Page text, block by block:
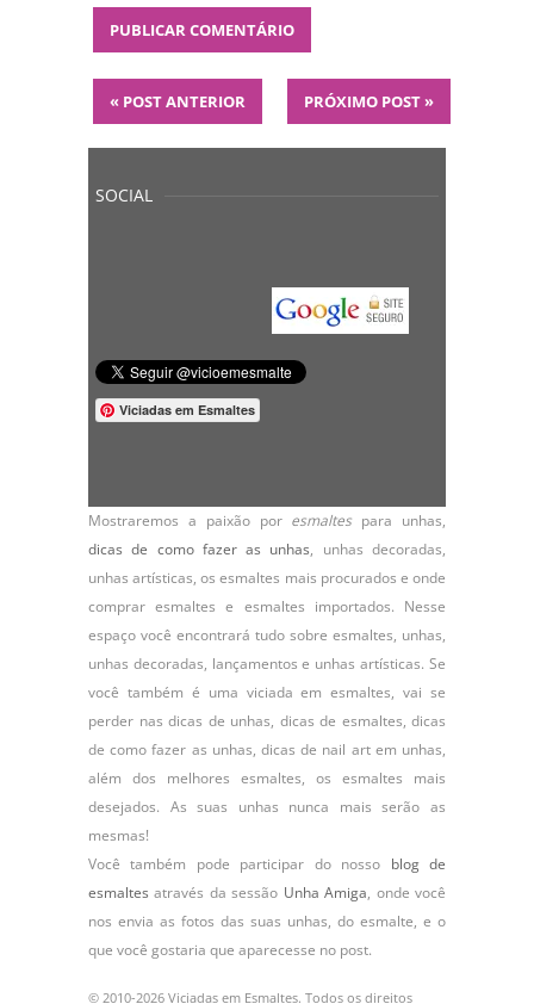
« POST ANTERIOR PRÓXIMO POST»
SOCIAL
Viciadas em Esmaltes
Mostraremos a paixão por esmaltes para unhas,
dicas de como fazer as unhas, unhas decoradas,
unhas artísticas, osesmaltes mais procurados e onde
comprar esmaltes e esmaltes importados. Nesse
espaço você encontrará tudo sobre esmaltes, unhas,
unhas decoradas, lançamentos e unhas artísticas. Se
você também é uma viciada em esmaltes, vai se
perder nas dicas de unhas, dicas de esmaltes, dicas
de como fazer as unhas, dicas de nail art em unhas,
além dos melhores esmaltes, os esmaltes mais
desejados. As suas unhas nunca mais serão as
mesmas!
Você também pode participar do nosso blog de
esmaltes através da sessão Unha Amiga, onde você
nos envia as fotos das suas unhas, do esmalte, e o
que você gostaria que aparecesse no post.
© 2010-2026 Viciadas em Esmaltes. Todos os direitos